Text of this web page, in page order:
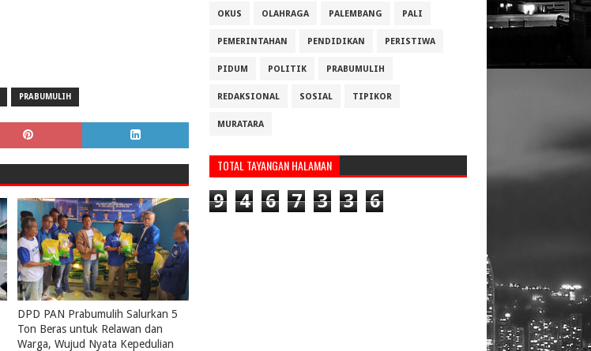
PRABUMULIH
DPD PAN Prabumulih Salurkan 5
Ton Beras untuk Relawan dan
Warga, Wujud Nyata Kepedulian
OKUS OLAHRAGA PALEMBANG PALI
PEMERINTAHAN PENDIDIKAN PERISTIWA
PIDUM POLITIK PRABUMULIH
REDAKSIONAL SOSIAL TIPIKOR
MURATARA
TOTAL TAYANGAN HALAMAN
9 4 6 7 3 3 6